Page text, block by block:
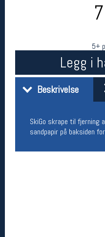
5+
Legg i
Beskrivelse
SkiGo skrape til fjerning
sandpapir på baksiden
Her finner du
Torggata 20